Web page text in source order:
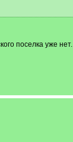
поселка уже нет.